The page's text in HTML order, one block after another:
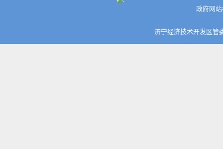
政府网
济宁经济技术开发区管